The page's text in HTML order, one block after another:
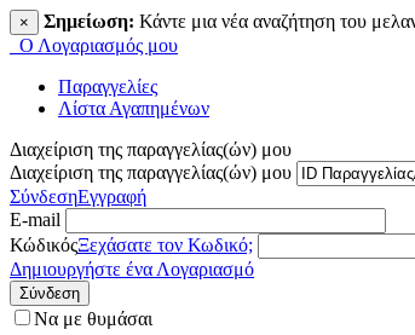
× Σημείωση: Κάντε μια νέα αναζήτηση του
Ο Λογαριασμός μου
Παραγγελίες
Λίστα Αγαπημένων
Διαχείριση της παραγγελίας(ών) μου
Διαχείριση της παραγγελίας(ών) μου
ΣύνδεσηΕγγραφή
E-mail
ΚώδικόςΞεχάσατε τον Κωδικό;
Δημιουργήστε ένα Λογαριασμό
Σύνδεση
Να με θυμάσαι